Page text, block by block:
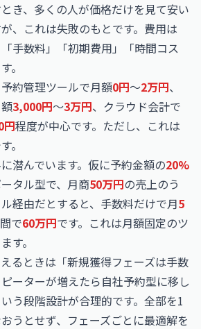
とき、多くの人が価格だけを見て安い
、これは失敗のもとです。費用は
「手数料」「初期費用」「時間コス
。
約管理ツールで月額0円〜2万円、
3,000円〜3万円、クラウド会計で
円程度が中心です。ただし、これは
。
潜んでいます。仮に予約金額の20%
タル型で、月商50万円の売上のう
経由だとすると、手数料だけで月5
で60万円です。これは月額固定のツ
す。
るときは「新規獲得フェーズは手数
ーターが増えたら自社予約型に移し
う段階設計が合理的です。全部を1
うとせず、フェーズごとに最適解を